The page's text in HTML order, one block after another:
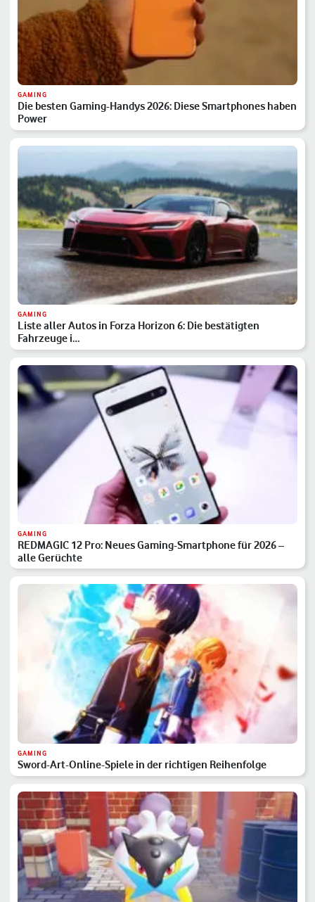
GAMING
Die besten Gaming-Handys 2026: Diese Smartphones haben
Power
GAMING
Liste aller Autos in Forza Horizon 6: Die bestätigten
Fahrzeuge i…
GAMING
REDMAGIC 12 Pro: Neues Gaming-Smartphone für 2026 –
alle Gerüchte
GAMING
Sword-Art-Online-Spiele in der richtigen Reihenfolge